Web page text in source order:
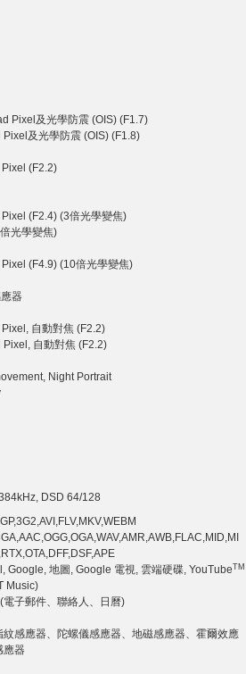
Pixel及光學防震 (OIS) (F1.7)
及光學防震 (OIS) (F1.8)
(F2.2)
(F2.4) (3倍光學變焦)
光學變焦)
(F4.9) (10倍光學變焦)
器
自動對焦 (F2.2)
自動對焦 (F2.2)
Night Portrait
DSD 64/128
Google, 地圖, Google 電視, 雲端硬碟, YouTubeTM
Music)
(電子郵件、聯絡人、日曆)
感應器、陀螺儀感應器、地磁感應器、霍爾效應
應器